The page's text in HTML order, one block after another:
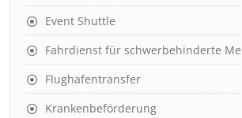
Event Shuttle
Fahrdienst für schwerbehinderte
Flughafentransfer
Krankenbeförderung